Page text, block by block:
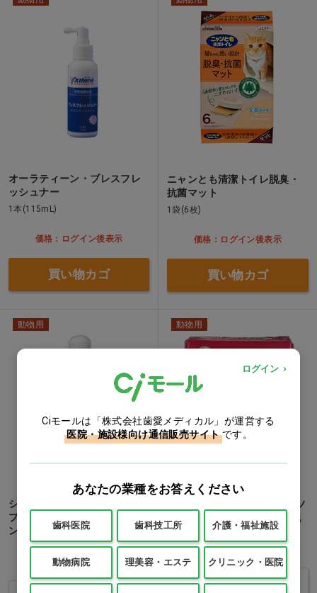
オーラティーン・ブレスフレ
ッシュナー
1本(115mL)
価格：ログイン後表示
買い物カゴ
ニャンとも清潔トイレ脱臭・
抗菌マット
1袋(6枚)
価格：ログイン後表示
買い物カゴ
動物用
シャンメシャン 自然のシャン
プーシリーズ [キタガワ] シャ
ンプー 本体…他
価格：ログイン後表示
動物用
超吸収 破れに強いシート[サノ
テック] ワイド 59×44cm…他
価格：ログイン後表示
バリエーションを見る
ログイン
Ciモールは「株式会社歯愛メディカル」が運営する
医院・施設様向け通信販売サイト です。
あなたの業種をお答えください
歯科医院 歯科技工所 介護・福祉施設
動物病院 理美容・エステ クリニック・医院